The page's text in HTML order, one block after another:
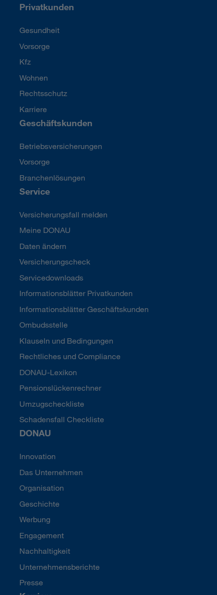
Privatkunden
Gesundheit
Vorsorge
Kfz
Wohnen
Rechtsschutz
Karriere
Geschäftskunden
Betriebsversicherungen
Vorsorge
Branchenlösungen
Service
Versicherungsfall melden
Meine DONAU
Daten ändern
Versicherungscheck
Servicedownloads
Informationsblätter Privatkunden
Informationsblätter Geschäftskunden
Ombudsstelle
Klauseln und Bedingungen
Rechtliches und Compliance
DONAU-Lexikon
Pensionslückenrechner
Umzugscheckliste
Schadensfall Checkliste
DONAU
Innovation
Das Unternehmen
Organisation
Geschichte
Werbung
Engagement
Nachhaltigkeit
Unternehmensberichte
Presse